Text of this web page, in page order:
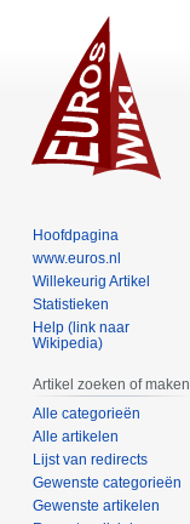
Hoofdpagina
www.euros.nl
Willekeurig Artikel
Statistieken
Help (link naar
Wikipedia)
Artikel zoeken of maken
Alle categorieën
Alle artikelen
Lijst van redirects
Gewenste categorieën
Gewenste artikelen